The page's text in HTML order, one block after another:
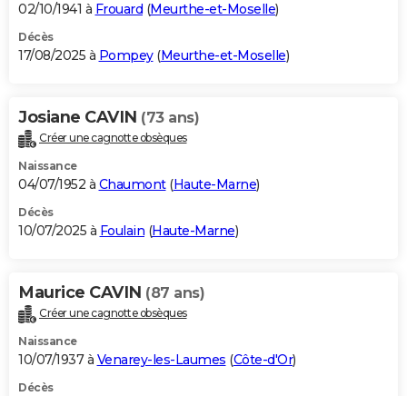
02/10/1941 à Frouard (Meurthe-et-Moselle)
Décès
17/08/2025 à Pompey(Meurthe-et-Moselle)
Josiane CAVIN (73 ans)
Créer une cagnotte obsèques
Naissance
04/07/1952 à Chaumont(Haute-Marne)
Décès
10/07/2025 à Foulain (Haute-Marne)
Maurice CAVIN (87 ans)
Créer une cagnotte obsèques
Naissance
10/07/1937 à Venarey-les-Laumes (Côte-d'Or)
Décès